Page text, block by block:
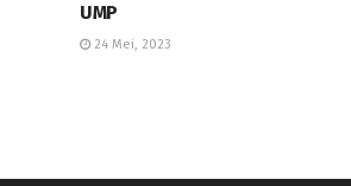
UMP
24 Mei, 2023